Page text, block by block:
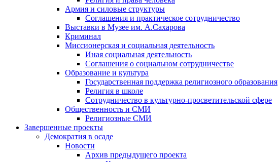
Армия и силовые структуры
Соглашения и практическое сотрудничество
Выставки в Музее им. А.Сахарова
Криминал
Миссионерская и социальная деятельность
Иная социальная деятельность
Соглашения о социальном сотрудничестве
Образование и культура
Государственная поддержка религиозного образования
Религия в школе
Сотрудничество в культурно-просветительской сфере
Общественность и СМИ
Религиозные СМИ
Завершенные проекты
Демократия в осаде
Новости
Архив предыдущего проекта